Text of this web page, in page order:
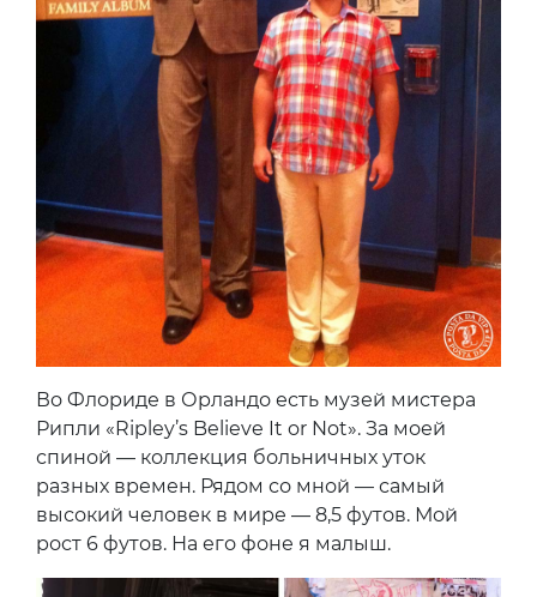
Во Флориде в Орландо есть музей мистера
Рипли «Ripley’s Believe It or Not». За моей
спиной — коллекция больничных уток
разных времен. Рядом со мной — самый
высокий человек в мире — 8,5 футов. Мой
рост 6 футов. На его фоне я малыш.